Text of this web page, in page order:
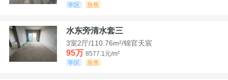
学区
急售
水东旁清水套三
3室2厅/110.76m²/锦官天宸
95万 8577.1元/m²
学区
急售